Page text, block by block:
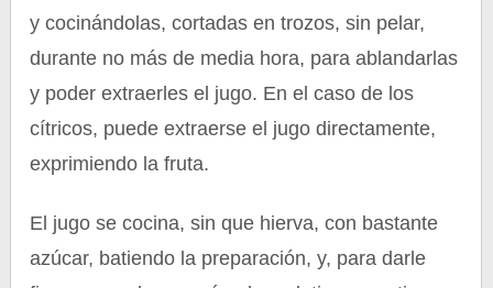
y cocinándolas, cortadas en trozos, sin pelar,
durante no más de media hora, para ablandarlas
y poder extraerles el jugo. En el caso de los
cítricos, puede extraerse el jugo directamente,
exprimiendo la fruta.
El jugo se cocina, sin que hierva, con bastante
azúcar, batiendo la preparación, y, para darle